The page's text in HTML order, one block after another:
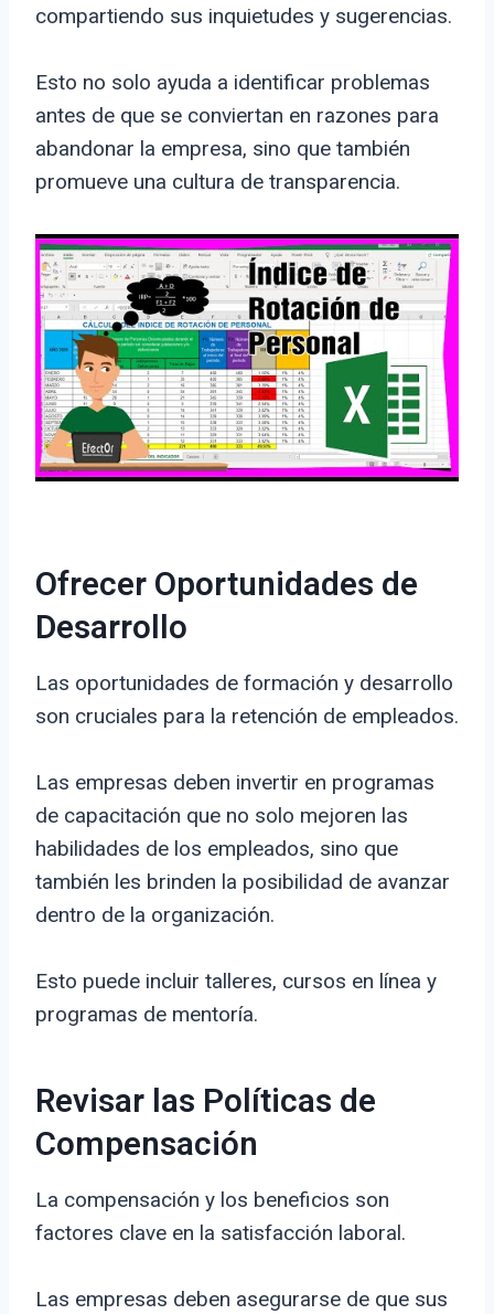
compartiendo sus inquietudes y sugerencias.
Esto no solo ayuda a identificar problemas
antes de que se conviertan en razones para
abandonar la empresa, sino que también
promueve una cultura de transparencia.
Ofrecer Oportunidades de
Desarrollo
Las oportunidades de formación y desarrollo
son cruciales para la retención de empleados.
Las empresas deben invertir en programas
de capacitación que no solo mejoren las
habilidades de los empleados, sino que
también les brinden la posibilidad de avanzar
dentro de la organización.
Esto puede incluir talleres, cursos en línea y
programas de mentoría.
Revisar las Políticas de
Compensación
La compensación y los beneficios son
factores clave en la satisfacción laboral.
Las empresas deben asegurarse de que sus